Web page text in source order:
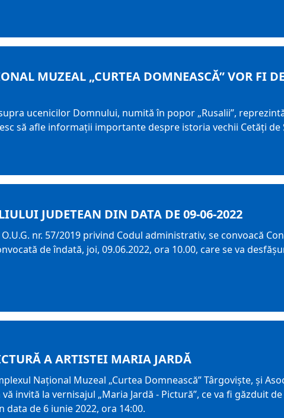
MUZEAL „CURTEA DOMNEASCĂ” VOR FI
ucenicilor Domnului, numită în popor „Rusalii”,
să afle informaţii importante despre istoria vechii Cetăţi de
JUDETEAN DIN DATA DE 09-06-2022
nr. 57/2019 privind Codul administrativ, se convoacă
de îndată, joi, 09.06.2022, ora 10.00, care se va
A ARTISTEI MARIA JARDĂ
Național Muzeal „Curtea Domnească” Târgoviște, și
invită la vernisajul „Maria Jardă - Pictură”, ce va fi găzduit
data de 6 iunie 2022, ora 14:00.